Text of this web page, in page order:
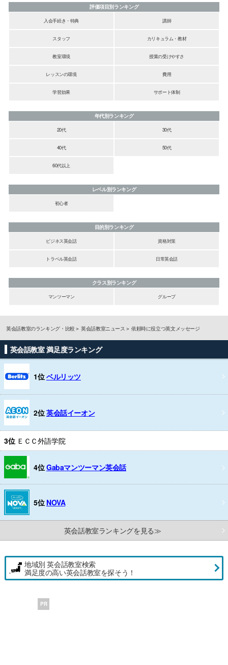
評価項目別ランキング
入会手続き・特典
講師
スタッフ カリキュラム・教材
教室環境 授業の受けやすさ
レッスンの環境 費用
学習効果 サポート体制
年代別ランキング
20代
30代
40代 50代
60代以上
レベル別ランキング
初心者
目的別ランキング
ビジネス英会話
資格対策
トラベル英会話 日常英会話
クラス別ランキング
マンツーマン
グループ
英会話教室のランキング・比較 英会話教室ニュース 依頼時に役立つ英文メッセージ
英会話教室 満足度ランキング
1位ベルリッツ
2位英会話イーオン
3位 ＥＣＣ外語学院
4位Gabaマンツーマン英会話
5位 NOVA
英会話教室ランキングを見る≫
地域別 英会話教室検索
満足度の高い英会話教室を探そう！
PR